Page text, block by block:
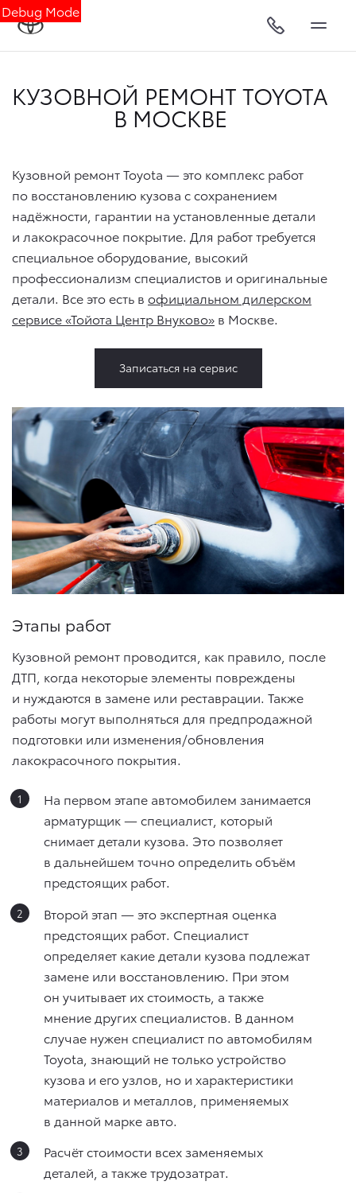
Debug Mode
КУЗОВНОЙ РЕМОНТ TOYOTA
В МОСКВЕ
Кузовной ремонт Toyota — это комплекс работ
по восстановлению кузова с сохранением
надёжности, гарантии на установленные детали
и лакокрасочное покрытие. Для работ требуется
специальное оборудование, высокий
профессионализм специалистов и оригинальные
детали. Все это есть в официальном дилерском
сервисе «Тойота Центр Внуково» в Москве.
Записаться на сервис
Этапы работ
Кузовной ремонт проводится, как правило, после
ДТП, когда некоторые элементы повреждены
и нуждаются в замене или реставрации. Также
работы могут выполняться для предпродажной
подготовки или изменения/обновления
лакокрасочного покрытия.
На первом этапе автомобилем занимается
арматурщик — специалист, который
снимает детали кузова. Это позволяет
в дальнейшем точно определить объём
предстоящих работ.
Второй этап — это экспертная оценка
предстоящих работ. Специалист
определяет какие детали кузова подлежат
замене или восстановлению. При этом
он учитывает их стоимость, а также
мнение других специалистов. В данном
случае нужен специалист по автомобилям
Toyota, знающий не только устройство
кузова и его узлов, но и характеристики
материалов и металлов, применяемых
в данной марке авто.
Расчёт стоимости всех заменяемых
деталей, а также трудозатрат.